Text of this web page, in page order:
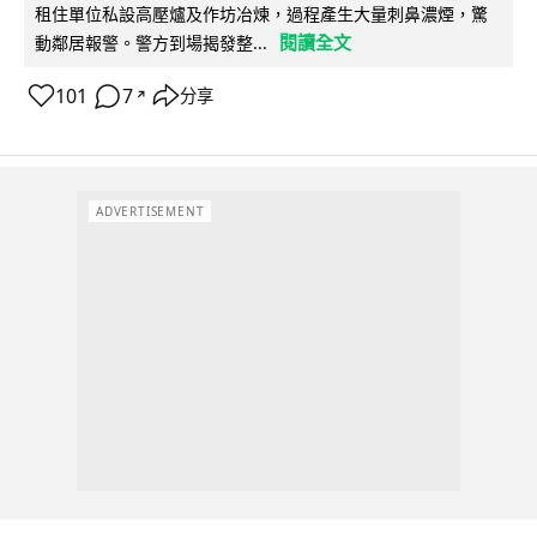
租住單位私設高壓爐及作坊冶煉，過程產生大量刺鼻濃煙，驚
動鄰居報警。警方到場揭發整...
閱讀全文
101 7 ↗ 分享
ADVERTISEMENT